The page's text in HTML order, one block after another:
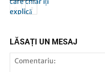
LĂSAȚI UN MESAJ